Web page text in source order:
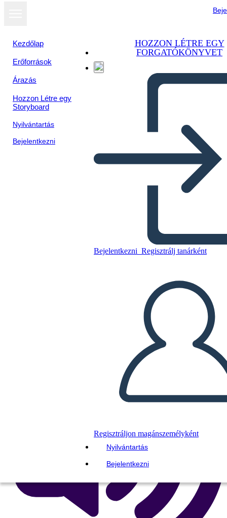
Kezdőlap
Erőforrások
Árazás
Hozzon Létre egy
Storyboard
Nyilvántartás
Bejelentkezni
HOZZON LÉTRE EGY
FORGATÓKÖNYVET
Bejelentkezni Regisztrálj tanárként
Regisztráljon magánszemélyként
Nyilvántartás
Bejelentkezni
מכתב מכלא בירמינגהם -
אלמנטים ספרותיים
Másolja ezt a forgatókönyvet
KÉSZÍTSEN EGY STORYBOARDOT
DIAVETÍTÉS LEJÁTSZÁSA
OLVASS NEKEM